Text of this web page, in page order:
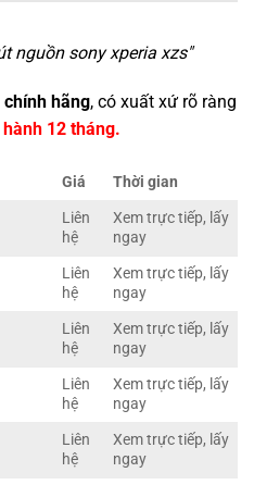
nguồn sony xperia xzs"
chính hãng, có xuất xứ rõ ràng
hành 12 tháng.
Giá Thời gian
Liên
hệ
Xem trực tiếp, lấy
ngay
Liên
hệ
Xem trực tiếp, lấy
ngay
Liên
hệ
Xem trực tiếp, lấy
ngay
Liên
hệ
Xem trực tiếp, lấy
ngay
Liên
hệ
Xem trực tiếp, lấy
ngay